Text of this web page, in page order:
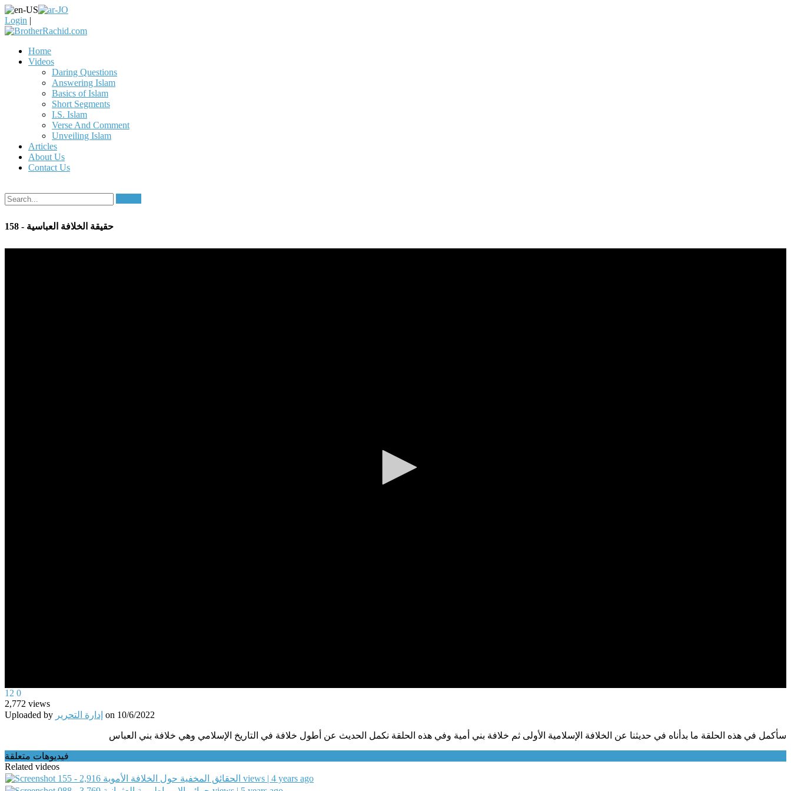
Login |
Home
Videos
Daring Questions
Answering Islam
Basics of Islam
Short Segments
I.S. Islam
Verse And Comment
Unveiling Islam
Articles
About Us
Contact Us
158 - حقيقة الخلافة العباسية
0
seconds
of
0
12 0
2,772 views
Uploaded by إدارة التحرير on 10/6/2022
سأكمل في هذه الحلقة ما بدأناه في حديثنا عن الخلافة الإسلامية الأولى ثم خلافة بني أمية وفي هذه الحلقة نكمل الحديث عن أطول خلافة في التاريخ الإسلامي وهي خلافة بني العباس
فيديوهات متعلقة
Related videos
155 - الحقائق المخفية حول الخلافة الأموية 2,916 views | 4 years ago